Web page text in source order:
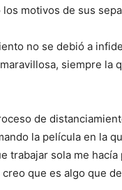
motivos de sus
no se debió a
siempre la
de
la película en la
trabajar sola me
que es algo que